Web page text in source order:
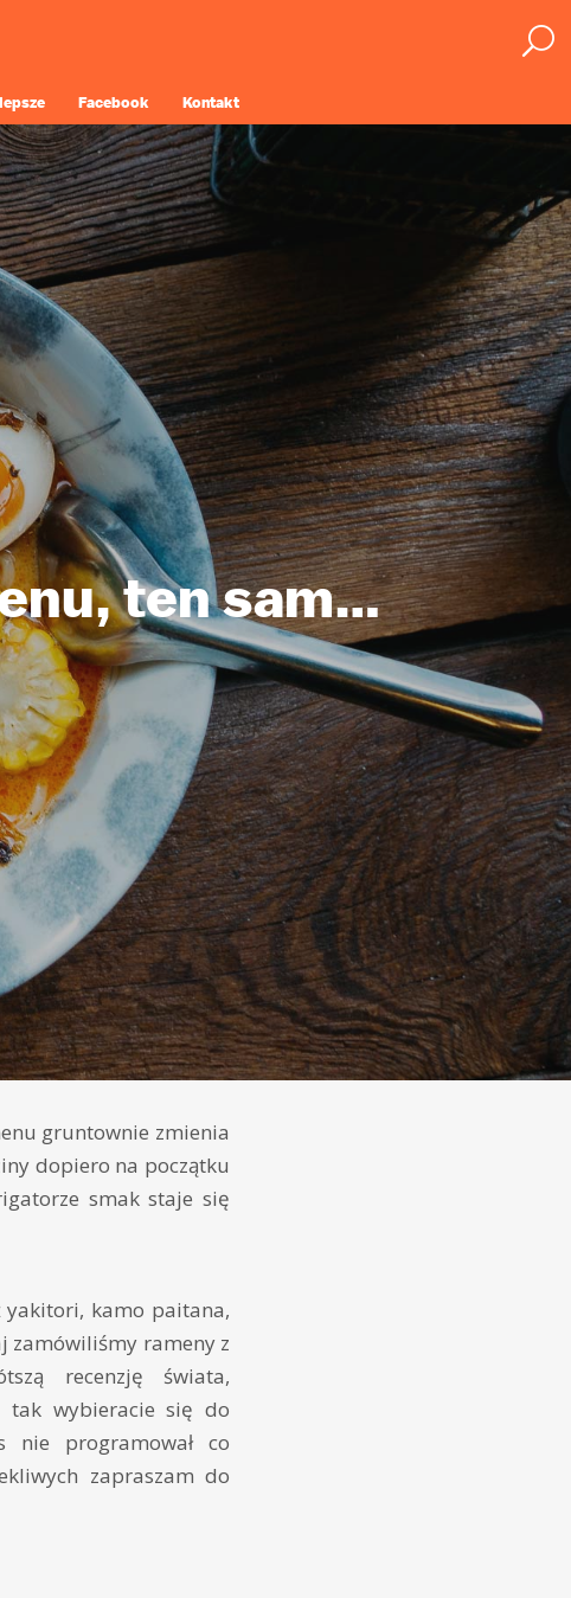
Facebook Kontakt
ten sam…
gruntownie zmienia
dopiero na początku
smak staje się
yakitori, kamo paitana,
zamówiliśmy rameny z
recenzję świata,
tak wybieracie się do
nie programował co
zapraszam do